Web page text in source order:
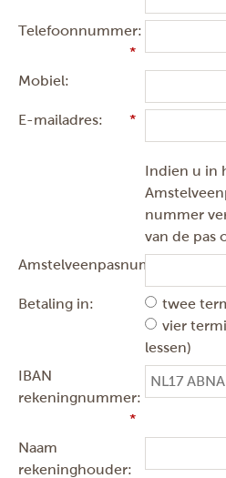
Telefoonnummer:
Mobiel:
E-mailadres:
Indien u in
nummer
van de pas
Amstelveenpasnummer:
Betaling in:
twee
vier
lessen)
IBAN
rekeningnummer:
Naam
rekeninghouder: